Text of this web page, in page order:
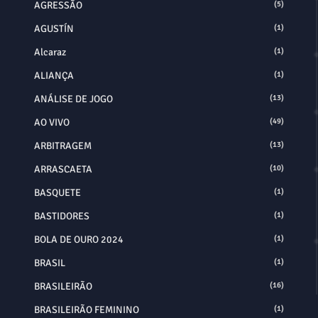
AGRESSÃO (5)
AGUSTÍN (1)
Alcaraz (1)
ALIANÇA (1)
ANÁLISE DE JOGO (13)
AO VIVO (49)
ARBITRAGEM (13)
ARRASCAETA (10)
BASQUETE (1)
BASTIDORES (1)
BOLA DE OURO 2024 (1)
BRASIL (1)
BRASILEIRÃO (16)
BRASILEIRÃO FEMININO (1)